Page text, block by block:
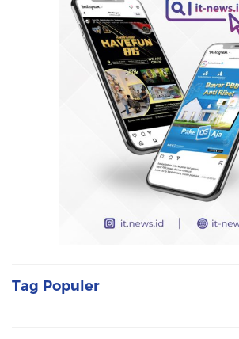
Tag Populer